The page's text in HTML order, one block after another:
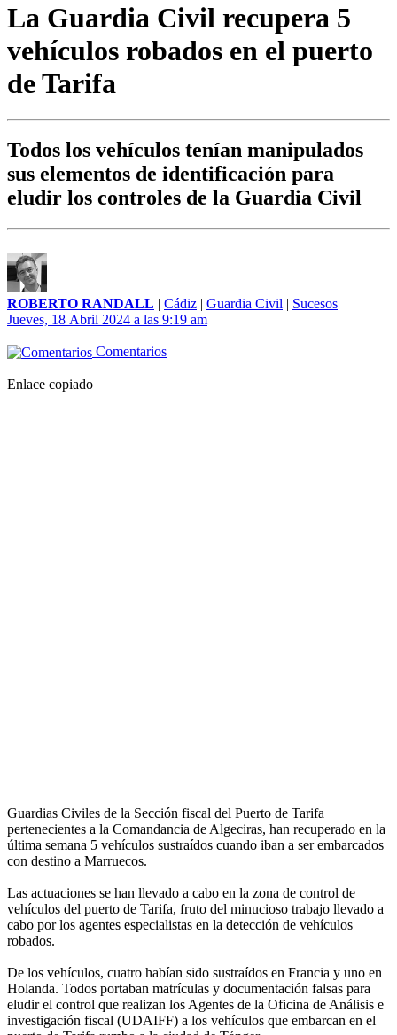
La Guardia Civil recupera 5
vehículos robados en el puerto
de Tarifa
Todos los vehículos tenían manipulados
sus elementos de identificación para
eludir los controles de la Guardia Civil
ROBERTO RANDALL | Cádiz | Guardia Civil | Sucesos
Jueves, 18 Abril 2024 a las 9:19 am
Comentarios
Enlace copiado
Guardias Civiles de la Sección fiscal del Puerto de Tarifa
pertenecientes a la Comandancia de Algeciras, han recuperado en la
última semana 5 vehículos sustraídos cuando iban a ser embarcados
con destino a Marruecos.
Las actuaciones se han llevado a cabo en la zona de control de
vehículos del puerto de Tarifa, fruto del minucioso trabajo llevado a
cabo por los agentes especialistas en la detección de vehículos
robados.
De los vehículos, cuatro habían sido sustraídos en Francia y uno en
Holanda. Todos portaban matrículas y documentación falsas para
eludir el control que realizan los Agentes de la Oficina de Análisis e
investigación fiscal (UDAIFF) a los vehículos que embarcan en el